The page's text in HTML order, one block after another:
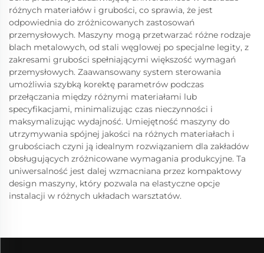
różnych materiałów i grubości, co sprawia, że jest
odpowiednia do zróżnicowanych zastosowań
przemysłowych. Maszyny mogą przetwarzać różne rodzaje
blach metalowych, od stali węglowej po specjalne legity, z
zakresami grubości spełniającymi większość wymagań
przemysłowych. Zaawansowany system sterowania
umożliwia szybką korektę parametrów podczas
przełączania między różnymi materiałami lub
specyfikacjami, minimalizując czas nieczynności i
maksymalizując wydajność. Umiejętność maszyny do
utrzymywania spójnej jakości na różnych materiałach i
grubościach czyni ją idealnym rozwiązaniem dla zakładów
obsługujących zróżnicowane wymagania produkcyjne. Ta
uniwersalność jest dalej wzmacniana przez kompaktowy
design maszyny, który pozwala na elastyczne opcje
instalacji w różnych układach warsztatów.